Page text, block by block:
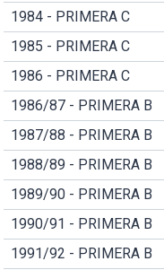
1984 - PRIMERA C
1985 - PRIMERA C
1986 - PRIMERA C
1986/87 - PRIMERA B
1987/88 - PRIMERA B
1988/89 - PRIMERA B
1989/90 - PRIMERA B
1990/91 - PRIMERA B
1991/92 - PRIMERA B